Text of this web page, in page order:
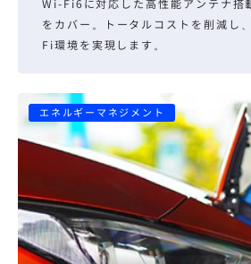
をカバー。トータルコストを削減し
Fi環境を実現します。
エネルギーマネジメント